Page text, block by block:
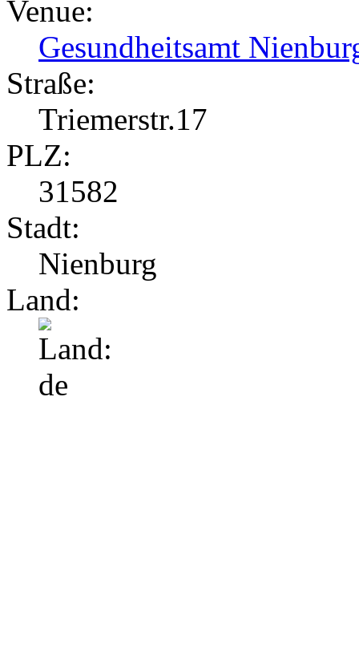
Venue:
Gesundheitsamt
Straße:
Triemerstr.17
PLZ:
31582
Stadt:
Nienburg
Land: